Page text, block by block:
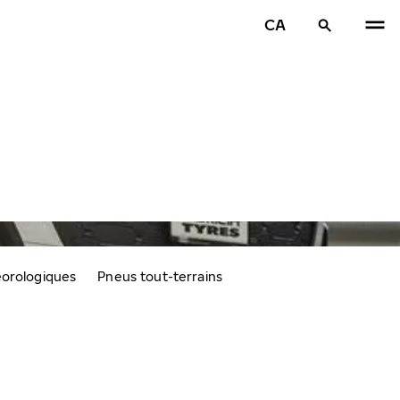
CA
Pneus tout-terrains